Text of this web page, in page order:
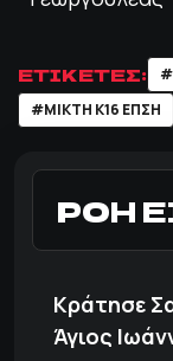
ΕΤΙΚΕΤΕΣ:
#ΜΙΚΤΗ Κ16 ΕΠΣΗ
ΡΟΗ
Κράτησε
Άγιος